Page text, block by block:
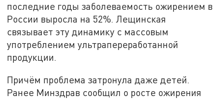
последние годы заболеваемость ожирением в
России выросла на 52%. Лещинская
связывает эту динамику с массовым
употреблением ультрапереработанной
продукции.
Причём проблема затронула даже детей.
Ранее Минздрав сообщил о росте ожирения